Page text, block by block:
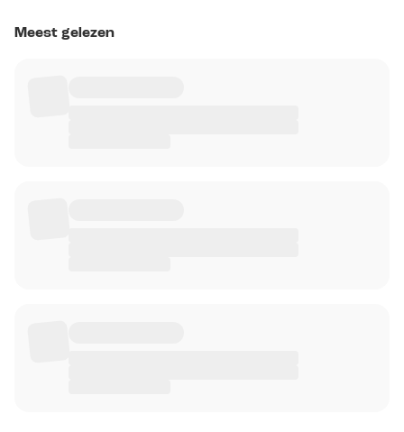
Meest gelezen